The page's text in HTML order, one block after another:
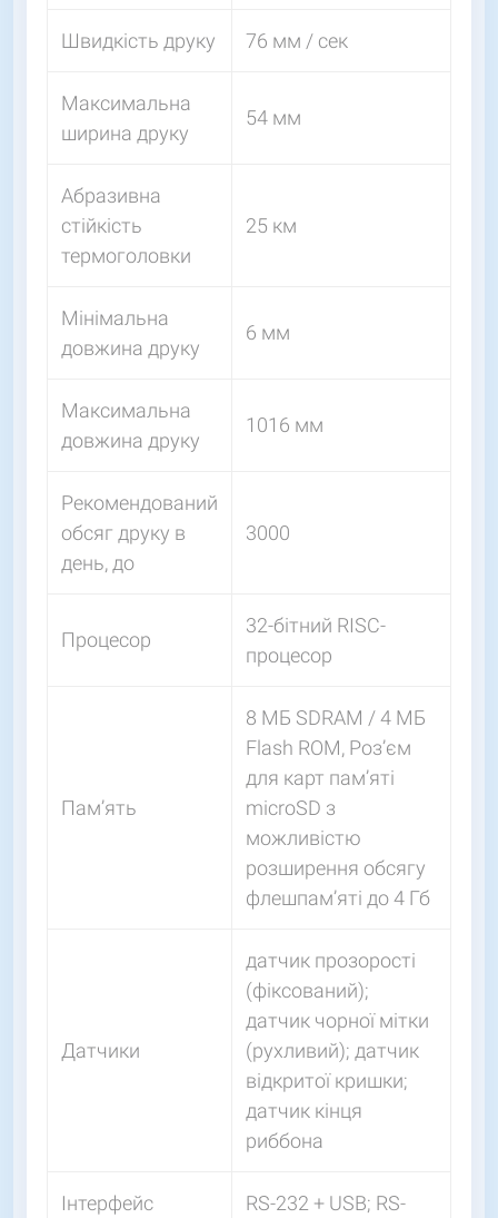
Швидкість друку 76 мм / сек
Максимальна
ширина друку
54 мм
Абразивна
стійкість
термоголовки
25 км
Мінімальна
довжина друку
6 мм
Максимальна
довжина друку
1016 мм
Рекомендований
обсяг друку в
день, до
3000
Процесор
32-бітний RISC-
процесор
Пам’ять
8 МБ SDRAM / 4 МБ
Flash ROM, Роз’єм
для карт пам’яті
microSD з
можливістю
розширення обсягу
флешпам’яті до 4 Гб
Датчики
датчик прозорості
(фіксований);
датчик чорної мітки
(рухливий); датчик
відкритої кришки;
датчик кінця
риббона
Інтерфейс RS-232 + USB; RS-